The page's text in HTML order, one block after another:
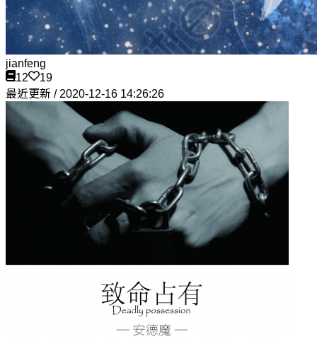
jianfeng
12
19
最近更新 / 2020-12-16 14:26:26